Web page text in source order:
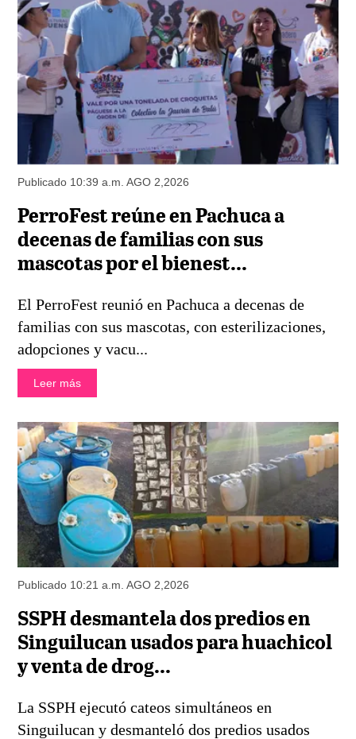
Publicado 10:39 a.m. AGO 2,2026
PerroFest reúne en Pachuca a
decenas de familias con sus
mascotas por el bienest...
El PerroFest reunió en Pachuca a decenas de
familias con sus mascotas, con esterilizaciones,
adopciones y vacu...
Leer más
Publicado 10:21 a.m. AGO 2,2026
SSPH desmantela dos predios en
Singuilucan usados para huachicol
y venta de drog...
La SSPH ejecutó cateos simultáneos en
Singuilucan y desmanteló dos predios usados